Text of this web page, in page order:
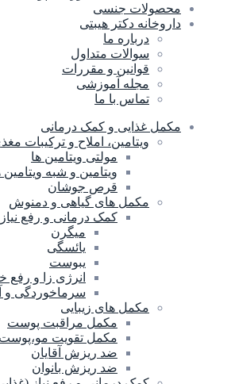
محصولات جنسی
داروخانه دکتر هیبتی
درباره ما
سوالات متداول
قوانین و مقررات
مجله آموزشی
تماس با ما
مکمل غذایی و کمک درمانی
ویتامین، املاح و ترکیبات
مولتی ویتامین ها
ویتامین و شبه ویتامین
قرص جوشان
مکمل های گیاهی و دمنوش
کمک درمانی و رفع
میگرن
یائسگی
یبوست
انرژی زا و
سرماخوردگی و
مکمل های زیبایی
مکمل مراقبت پوست
مکمل تقویت
ضد ریزش آقایان
ضد ریزش بانوان